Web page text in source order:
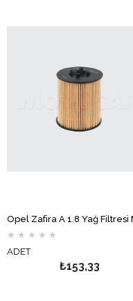
★ ★ ★ ★ ★
ADET
₺153,33